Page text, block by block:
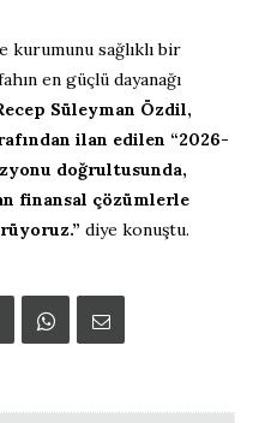
sağlıklı bir
en güçlü dayanağı
Süleyman Özdil,
ilan edilen “2026-
doğrultusunda,
finansal çözümlerle
diye konuştu.